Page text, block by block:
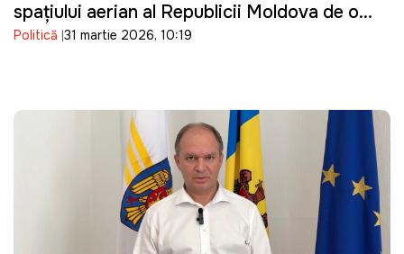
spațiului aerian al Republicii Moldova de o
dronă de tip Shahed: "O încălcare gravă"
Politică 31 martie 2026, 10:19